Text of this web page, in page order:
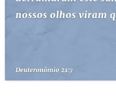
TERMO BÍBLICO JOGOS